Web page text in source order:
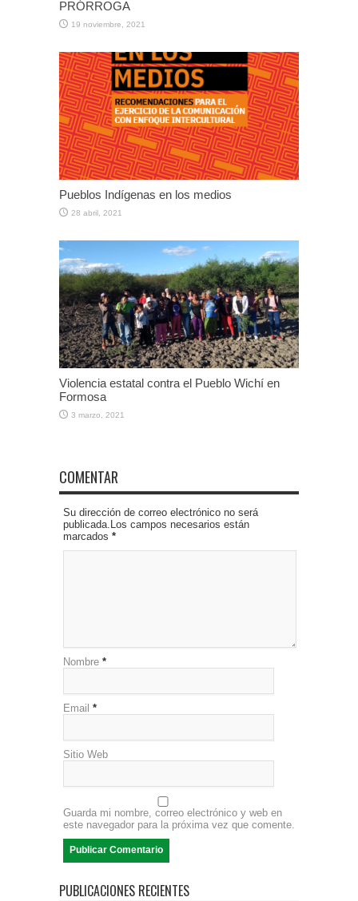
PRÓRROGA
19 noviembre, 2021
Pueblos Indígenas en los medios
28 abril, 2021
Violencia estatal contra el Pueblo Wichí en
Formosa
3 marzo, 2021
COMENTAR
Su dirección de correo electrónico no será
publicada.Los campos necesarios están
marcados *
Nombre *
Email *
Sitio Web
Guarda mi nombre, correo electrónico y web en
este navegador para la próxima vez que comente.
PUBLICACIONES RECIENTES